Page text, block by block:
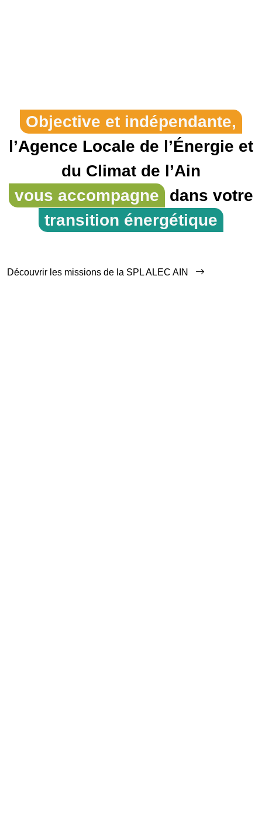
Objective et indépendante,
l’Agence Locale de l’Énergie et
du Climat de l’Ain
vous accompagne
dans votre
transition énergétique
Découvrir les missions de la SPL ALEC AIN